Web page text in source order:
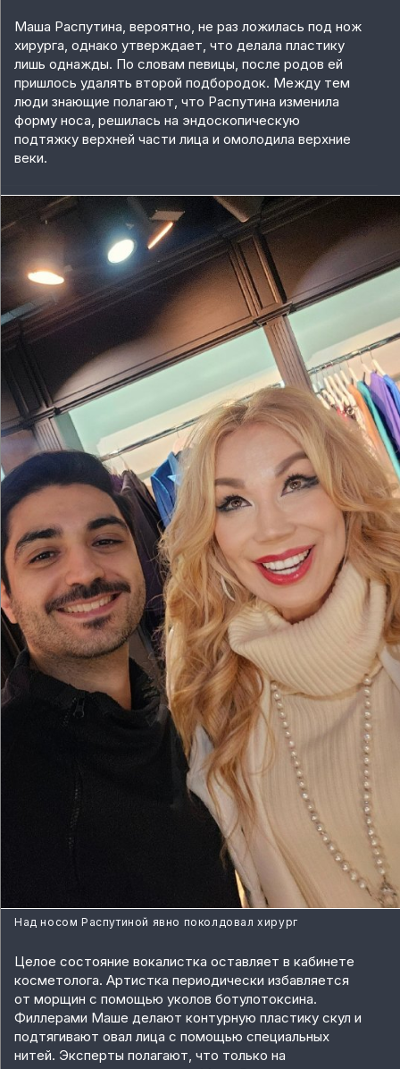
Маша Распутина, вероятно, не раз ложилась под нож
хирурга, однако утверждает, что делала пластику
лишь однажды. По словам певицы, после родов ей
пришлось удалять второй подбородок. Между тем
люди знающие полагают, что Распутина изменила
форму носа, решилась на эндоскопическую
подтяжку верхней части лица и омолодила верхние
веки.
Над носом Распутиной явно поколдовал хирург
Целое состояние вокалистка оставляет в кабинете
косметолога. Артистка периодически избавляется
от морщин с помощью уколов ботулотоксина.
Филлерами Маше делают контурную пластику скул и
подтягивают овал лица с помощью специальных
нитей. Эксперты полагают, что только на